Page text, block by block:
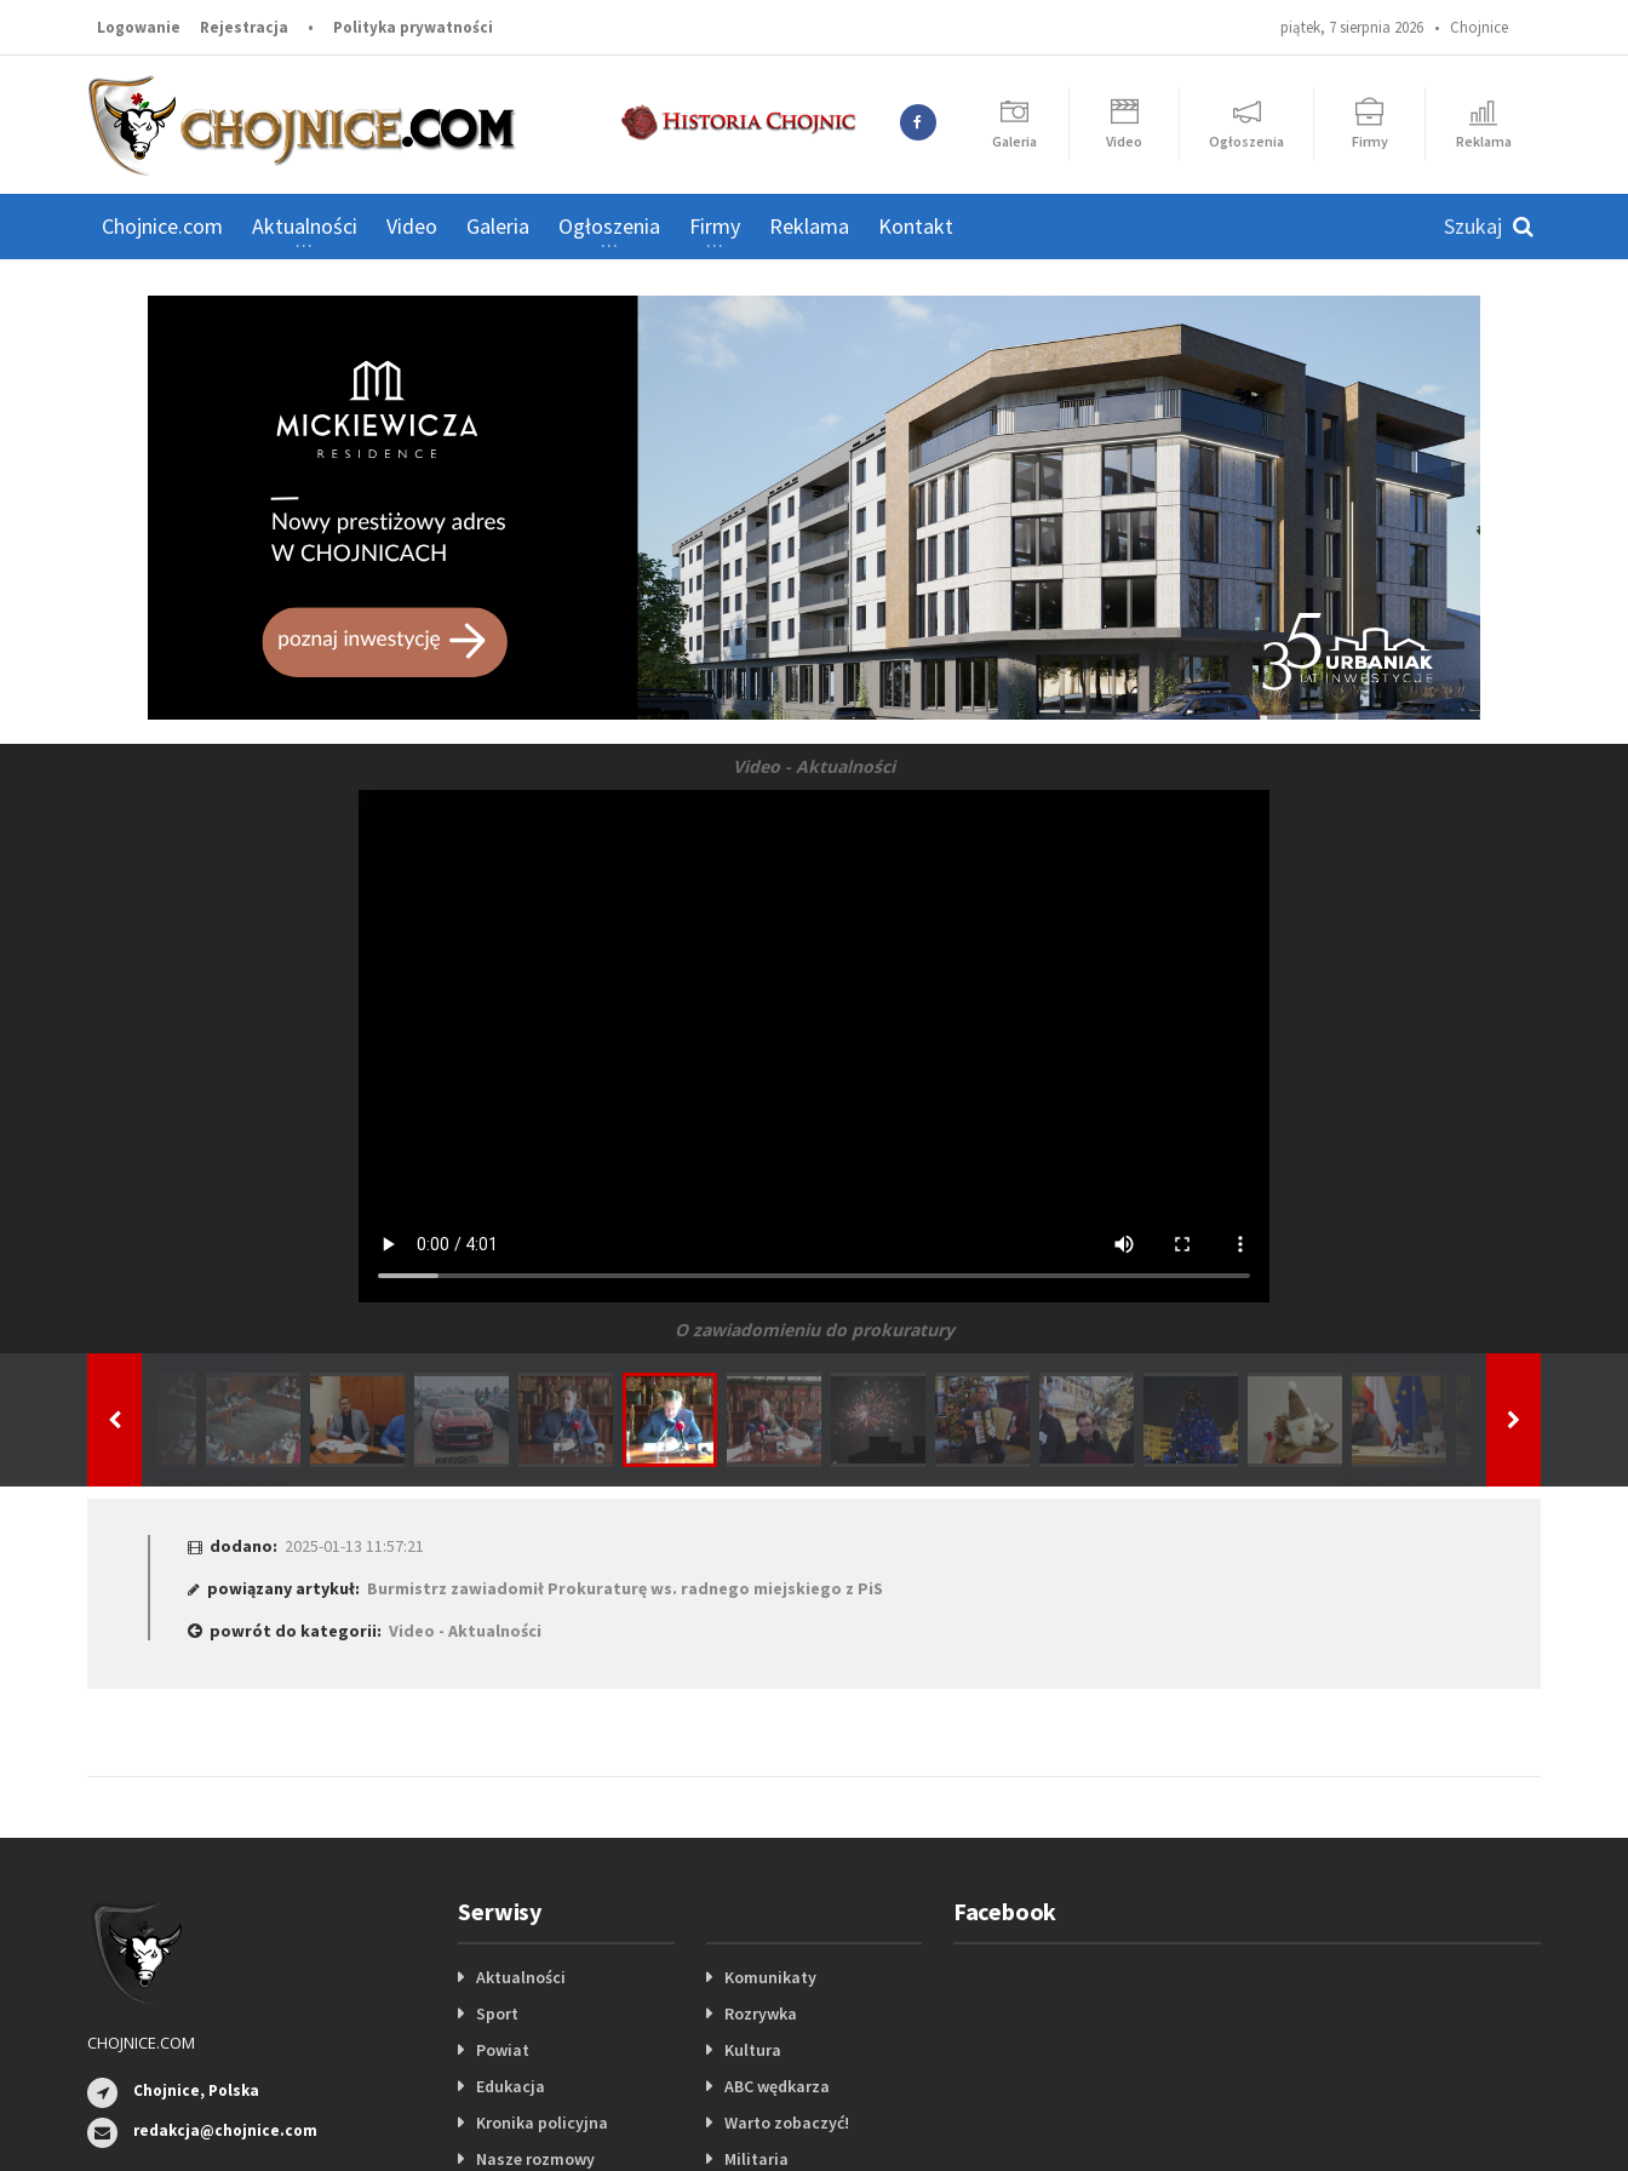
piątek, 7 sierpnia 2026 • Chojnice
Logowanie Rejestracja • Polityka prywatności
Galeria Video Ogłoszenia Firmy Reklama
Chojnice.com Aktualności Video Galeria Ogłoszenia Firmy Reklama Kontakt
Video - Aktualności
O zawiadomieniu do prokuratury
dodano: 2025-01-13 11:57:21
powiązany artykuł: Burmistrz zawiadomił Prokuraturę ws. radnego miejskiego z PiS
powrót do kategorii: Video - Aktualności
CHOJNICE.COM
Chojnice, Polska
redakcja@chojnice.com
Serwisy
Aktualności
Sport
Powiat
Edukacja
Kronika policyjna
Nasze rozmowy
Komunikaty
Rozrywka
Kultura
ABC wędkarza
Warto zobaczyć!
Militaria
Facebook